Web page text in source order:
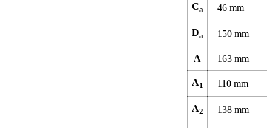
Ca 46 mm
Da 150 mm
A 163 mm
A1 110 mm
A2 138 mm